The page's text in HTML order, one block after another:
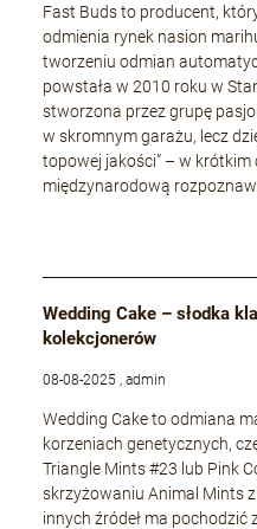
Fast Buds to producent,
odmienia rynek nasion
tworzeniu odmian
powstała w 2010 roku w
stworzona przez grupę
w skromnym garażu, lecz
topowej jakości” – w krótkim
międzynarodową
Wedding Cake – słodka
kolekcjonerów
08-08-2025 , admin
Wedding Cake to odmiana
korzeniach genetycznych,
Triangle Mints #23 lub Pink
skrzyżowaniu Animal Mints
innych źródeł ma pochodzić